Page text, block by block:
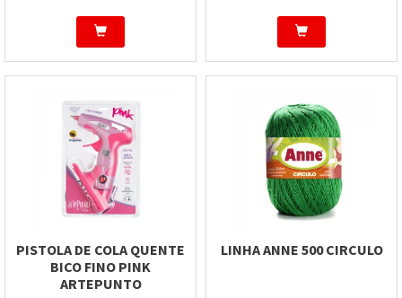
PISTOLA DE COLA QUENTE
BICO FINO PINK
ARTEPUNTO
LINHA ANNE 500 CIRCULO